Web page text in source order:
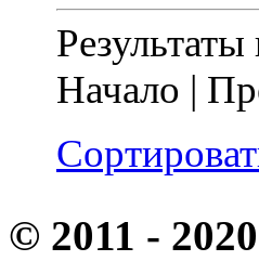
Начало |
© 2011 -